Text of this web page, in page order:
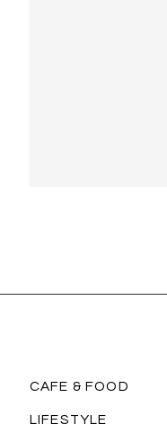
CAFE & FOOD
LIFESTYLE